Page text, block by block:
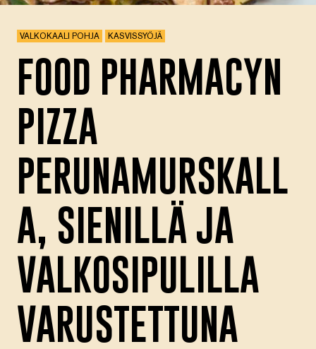
VALKOKAALI POHJA KASVISSYÖJÄ
FOOD PHARMACYN
PIZZA
PERUNAMURSKALL
A, SIENILLÄ JA
VALKOSIPULILLA
VARUSTETTUNA